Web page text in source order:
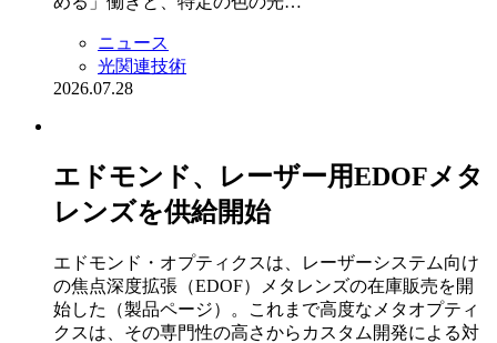
ニュース
光関連技術
2026.07.28
エドモンド、レーザー用EDOFメタ
レンズを供給開始
エドモンド・オプティクスは、レーザーシステム向け
の焦点深度拡張（EDOF）メタレンズの在庫販売を開
始した（製品ページ）。これまで高度なメタオプティ
クスは、その専門性の高さからカスタム開発による対